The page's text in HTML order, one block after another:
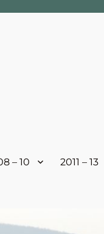
– 10 2011 – 13